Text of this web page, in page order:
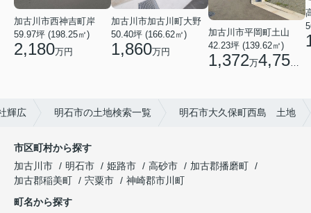
加古川市西神吉町岸
59.97坪 (198.25㎡)
2,180万円
加古川市加古川町大野
50.40坪 (166.62㎡)
1,860万円
加古川市平岡町土山
42.23坪 (139.62㎡)
1,372万4,750
輝広 明石市の土地検索一覧 明石市大久保町西島 土地
市区町村から探す
加古川市
明石市 姫路市 高砂市
加古郡播磨町
加古郡稲美町
宍粟市
神崎郡市川町
町名から探す